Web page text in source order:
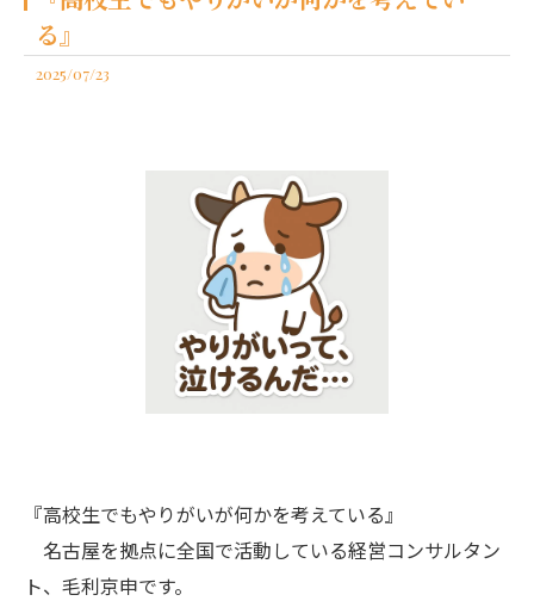
る』
2025/07/23
『高校生でもやりがいが何かを考えている』
名古屋を拠点に全国で活動している経営コンサルタン
ト、毛利京申です。